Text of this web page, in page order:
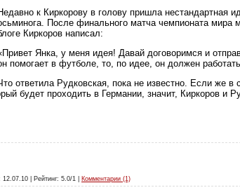
к Киркорову в голову пришла нестандартная
После финального матча чемпионата
Киркоров написал:
Янка, у меня идея! Давай договоримся и
помогает в футболе, то, по идее, он должен
ответила Рудковская, пока не известно. Если же
будет проходить в Германии, значит, Киркоров и
12.07.10 | Рейтинг: 5.0/1 | Комментарии (1)